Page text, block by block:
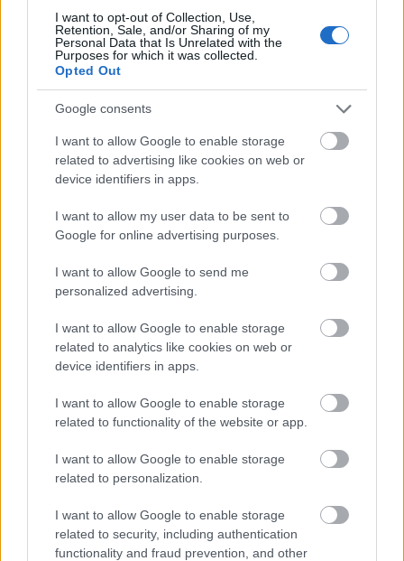
I want to opt-out of Collection, Use,
Retention, Sale, and/or Sharing of my
Personal Data that Is Unrelated with the
Purposes for which it was collected.
Opted Out
Google consents
I want to allow Google to enable storage
related to advertising like cookies on web or
device identifiers in apps.
I want to allow my user data to be sent to
Google for online advertising purposes.
I want to allow Google to send me
personalized advertising.
I want to allow Google to enable storage
related to analytics like cookies on web or
device identifiers in apps.
I want to allow Google to enable storage
related to functionality of the website or app.
I want to allow Google to enable storage
related to personalization.
I want to allow Google to enable storage
related to security, including authentication
functionality and fraud prevention, and other
sending på NRK både fredag og lørdag i tillegg til
teamsprinten i beste sendetid torsdag rett før
Dagsrevyen. Dette er viktig for interessen rundt
langrenn.
FAKTA: NM del 2
Hvem:Kvinner og menn senior, åpent for junior
på fredag
Lillehammer
21. til 23. mars
I potten:Sesongens siste sjanse til å vise seg fram
for landslagsledelsen
Program
13:25: Sprint klassisk, prolog, para sittende og
stående
14:30: Sprint klassisk, finaler, para sittende og
stående
15:00: Teamsprint klassisk, kvalifisering, kvinner
og menn
18:00: Teamsprint klassisk, finaler, kvinner og